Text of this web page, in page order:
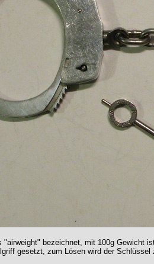
"airweight" bezeichnet, mit 100g Gewicht
gesetzt, zum Lösen wird der